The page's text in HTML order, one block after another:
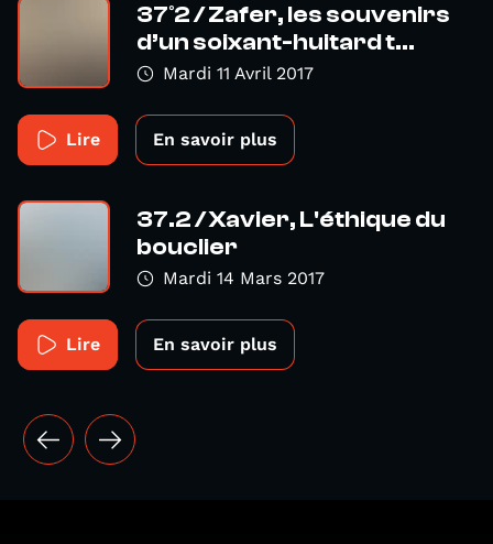
37°2 / Zafer, les souvenirs
d’un soixant-huitard t...
Mardi 11 Avril 2017
Lire En savoir plus
37.2 / Xavier, L'éthique du
bouclier
Mardi 14 Mars 2017
Lire En savoir plus